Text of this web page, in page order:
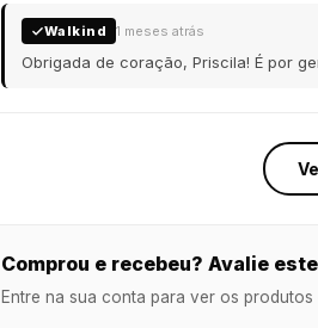
Walkind 1 meses atrás
Obrigada de coração, Priscila! É por
Comprou e recebeu? Avalie
Entre na sua conta para ver os